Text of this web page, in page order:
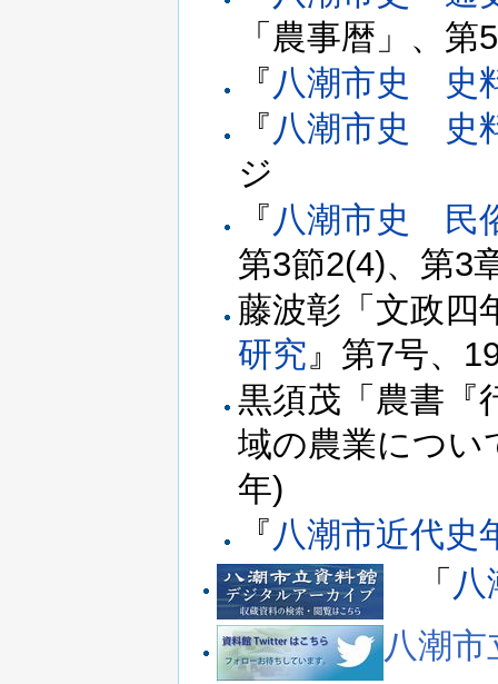
「農事暦」、第
『 八潮市史 史
『 八潮市史 史
ジ
『 八潮市史 民
第3節2(4)、第3
藤波彰「文政四
研究 』第7号、
黒須茂「農書『
域の農業につい
年)
『 八潮市近代史
「
八潮